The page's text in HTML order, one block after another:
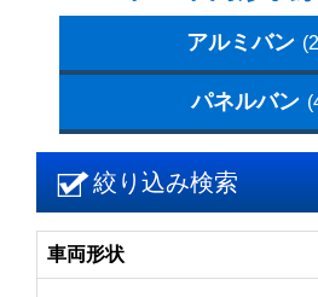
アルミバン
パネルバン
絞り込み検索
車両形状